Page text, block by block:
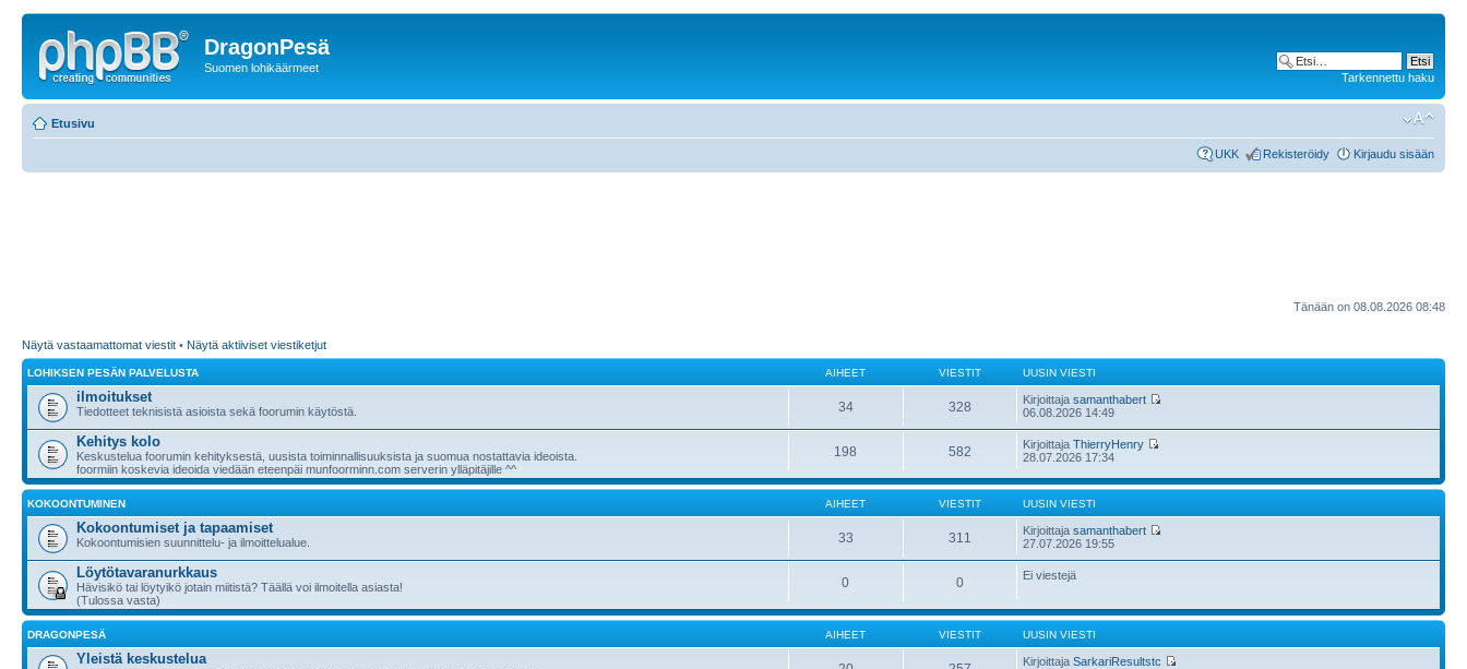
DragonPesä
Suomen lohikäärmeet
Tarkennettu haku
Etusivu
UKK Rekisteröidy Kirjaudu sisään
Tänään on 08.08.2026 08:48
Näytä vastaamattomat viestit • Näytä aktiiviset viestiketjut
LOHIKSEN PESÄN PALVELUSTA AIHEET VIESTIT UUSIN VIESTI
ilmoitukset
Tiedotteet teknisistä asioista sekä foorumin käytöstä. 34 328 Kirjoittajasamanthabert
06.08.2026 14:49
Kehitys kolo
Keskustelua foorumin kehityksestä, uusista toiminnallisuuksista ja suomua nostattavia ideoista.
foormiin koskevia ideoida viedään eteenpäi munfoorminn.com serverin ylläpitäjille ^^
198 582 KirjoittajaThierryHenry
28.07.2026 17:34
KOKOONTUMINEN AIHEET VIESTIT UUSIN VIESTI
Kokoontumiset ja tapaamiset
Kokoontumisien suunnittelu- ja ilmoittelualue. 33 311 Kirjoittajasamanthabert
27.07.2026 19:55
Löytötavaranurkkaus
Hävisikö tai löytyikö jotain miitistä? Täällä voi ilmoitella asiasta!
(Tulossa vasta)
0 0 Ei viestejä
DRAGONPESÄ AIHEET VIESTIT UUSIN VIESTI
Yleistä keskustelua KirjoittajaSarkariResultstc